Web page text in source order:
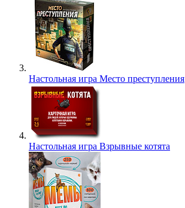
Настольная игра Место преступления
Настольная игра Взрывные котята